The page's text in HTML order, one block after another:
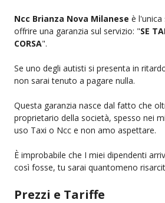
Ncc Brianza Nova Milanese è l'unica
offrire una garanzia sul servizio: "SE
CORSA".
Se uno degli autisti si presenta in
non sarai tenuto a pagare nulla.
Questa garanzia nasce dal fatto che
proprietario della società, spesso nei
uso Taxi o Ncc e non amo aspettare.
È improbabile che I miei dipendenti
così fosse, tu sarai quantomeno
Prezzi e Tariffe